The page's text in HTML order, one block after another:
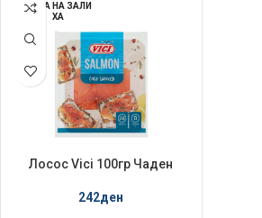
НЕМА НА ЗАЛИ
ХА
Лосос Vici 100гр Чаден
242ден